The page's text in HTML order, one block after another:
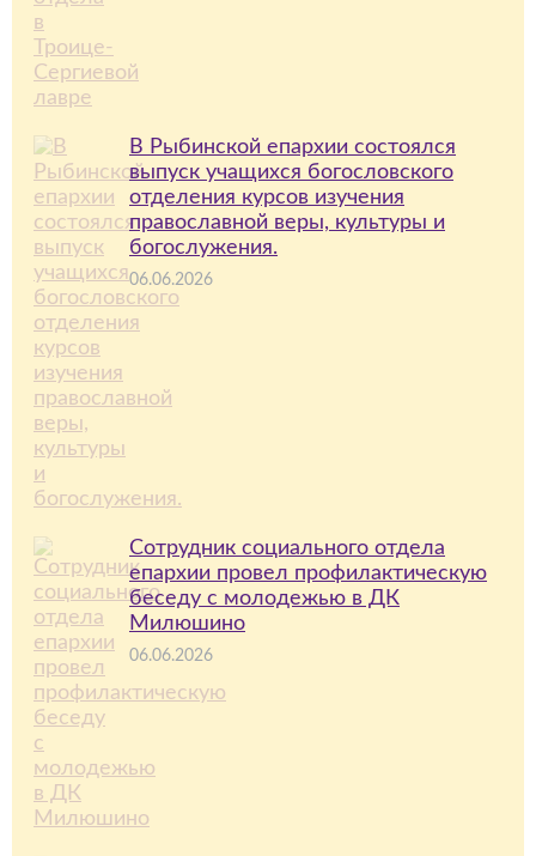
В Рыбинской епархии состоялся
выпуск учащихся богословского
отделения курсов изучения
православной веры, культуры и
богослужения.
06.06.2026
Сотрудник социального отдела
епархии провел профилактическую
беседу с молодежью в ДК
Милюшино
06.06.2026